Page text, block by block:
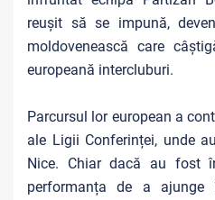
reușit să se impună,
moldovenească care
europeană intercluburi.
Parcursul lor european a
ale Ligii Conferinței, unde
Nice. Chiar dacă au fost
performanța de a